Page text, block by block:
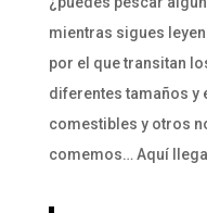
mientras sigues
por el que transitan
diferentes tamaños y
comestibles y otros
comemos… Aquí